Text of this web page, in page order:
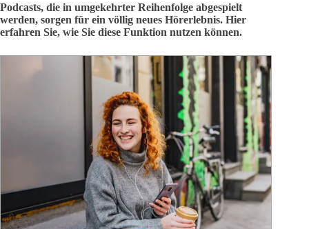
Podcasts, die in umgekehrter Reihenfolge abgespielt
werden, sorgen für ein völlig neues Hörerlebnis. Hier
erfahren Sie, wie Sie diese Funktion nutzen können.